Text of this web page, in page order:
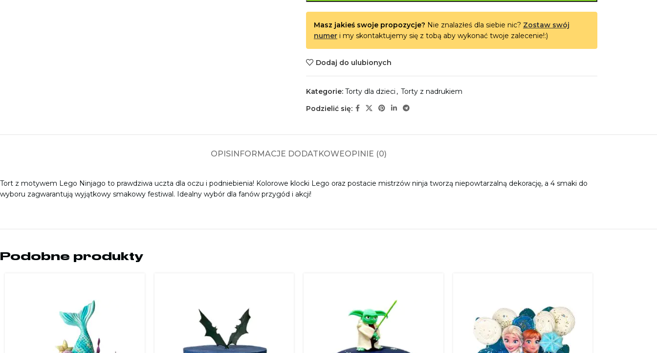
Masz jakieś swoje propozycje? Nie znalazłeś dla siebie nic? Zostaw swój
numeri my skontaktujemy się z tobą aby wykonać twoje zalecenie!:)
Dodaj do ulubionych
Kategorie: Torty dla dzieci , Torty z nadrukiem
Podzielić się:
OPISINFORMACJE DODATKOWEOPINIE (0)
Tort z motywem Lego Ninjago to prawdziwa uczta dla oczu i podniebienia! Kolorowe klocki Lego oraz postacie mistrzów ninja tworzą niepowtarzalną dekorację, a 4 smaki do
wyboru zagwarantują wyjątkowy smakowy festiwal. Idealny wybór dla fanów przygód i akcji!
Podobne produkty